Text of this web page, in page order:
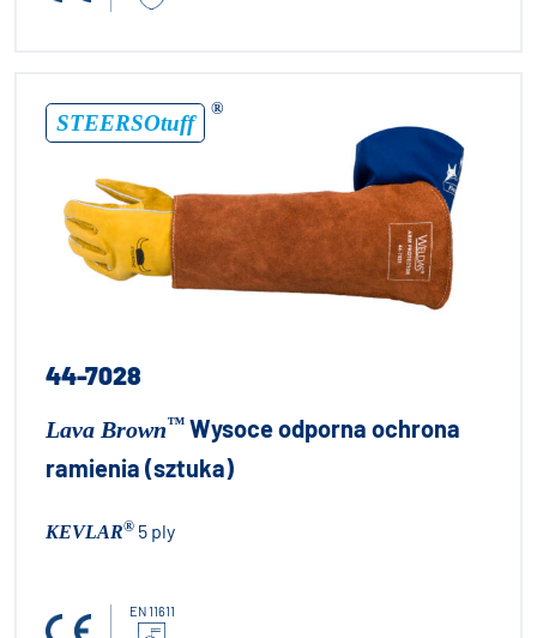
STEERSOtuff
®
44-7028
Lava Brown™ Wysoce odporna ochrona
ramienia (sztuka)
KEVLAR® 5 ply
EN 11611